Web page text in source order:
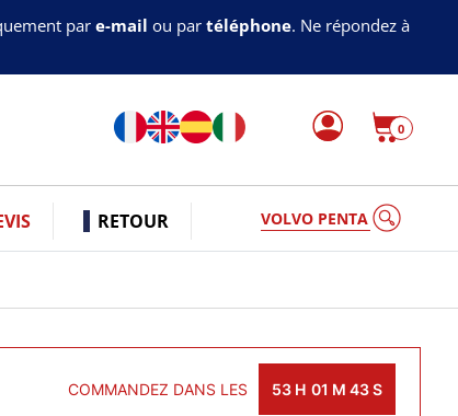
par e-mail ou par téléphone. Ne répondez à
0
RETOUR VOLVO PENTA
COMMANDEZ DANS LES 53 H 01 M42S